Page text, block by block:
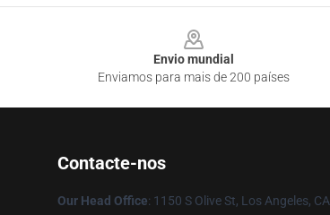
Envio mundial
Enviamos para mais de 200 países
Contacte-nos
Our Head Office: 1150 S Olive St, Los Angeles, CA